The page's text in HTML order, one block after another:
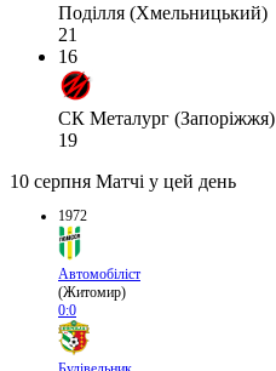
Поділля (Хмельницький)
21
16
СК Металург (Запоріжжя)
19
10 серпня Матчі у цей день
1972
Автомобіліст
(Житомир)
0:0